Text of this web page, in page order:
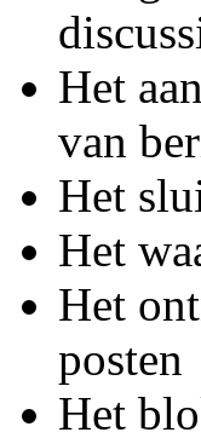
Het
van
Het
Het
Het
posten
Het